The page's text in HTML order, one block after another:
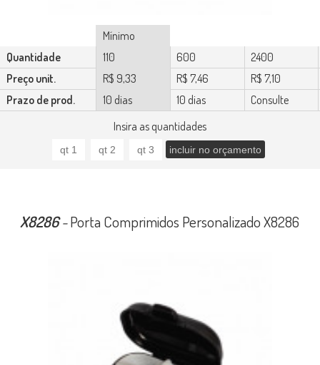
Insira as quantidades
Mínimo
Quantidade
110 600
2400
Preço unit.
R$ 9,33 R$ 7,46
R$ 7,10
Prazo de prod.
10 dias 10 dias Consulte
X8286-Porta Comprimidos Personalizado X8286